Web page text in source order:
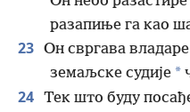
разапиње га као
23 Он свргава
земаљске судије *
24 Тек што буду